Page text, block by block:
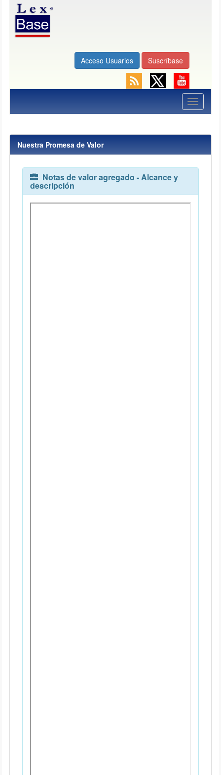
Acceso Usuarios Suscríbase
Toggle
Nuestra Promesa de Valor
Notas de valor agregado - Alcance y
descripción